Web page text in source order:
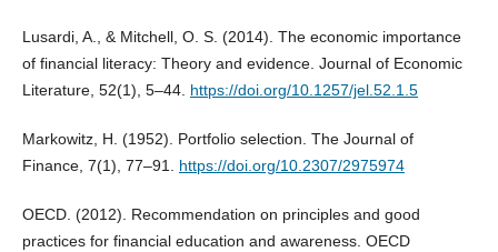
Lusardi, A., & Mitchell, O. S. (2014). The economic importance
of financial literacy: Theory and evidence. Journal of Economic
Literature, 52(1), 5–44. https://doi.org/10.1257/jel.52.1.5
Markowitz, H. (1952). Portfolio selection. The Journal of
Finance, 7(1), 77–91. https://doi.org/10.2307/2975974
OECD. (2012). Recommendation on principles and good
practices for financial education and awareness. OECD